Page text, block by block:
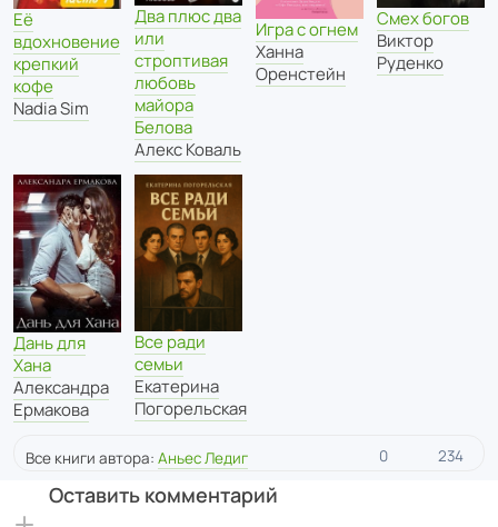
Её
вдохновение
крепкий
кофе
Nadia Sim
Два плюс два
или
строптивая
любовь
майора
Белова
Алекс Коваль
Игра с огнем
Ханна
Оренстейн
Смех богов
Виктор
Руденко
Дань для
Хана
Александра
Ермакова
Все ради
семьи
Екатерина
Погорельская
Все книги автора: Аньес Ледиг 0 234
Оставить комментарий